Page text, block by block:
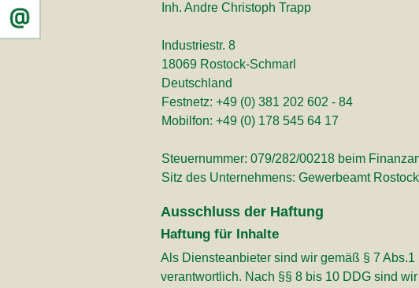
Inh. Andre Christoph Trapp
Industriestr. 8
18069 Rostock-Schmarl
Deutschland
Festnetz: +49 (0) 381 202 602 - 84
Mobilfon: +49 (0) 178 545 64 17
Steuernummer: 079/282/00218 beim
Sitz des Unternehmens: Gewerbeamt
Ausschluss der Haftung
Haftung für Inhalte
Als Diensteanbieter sind wir gemäß § 7
verantwortlich. Nach §§ 8 bis 10 DDG sind